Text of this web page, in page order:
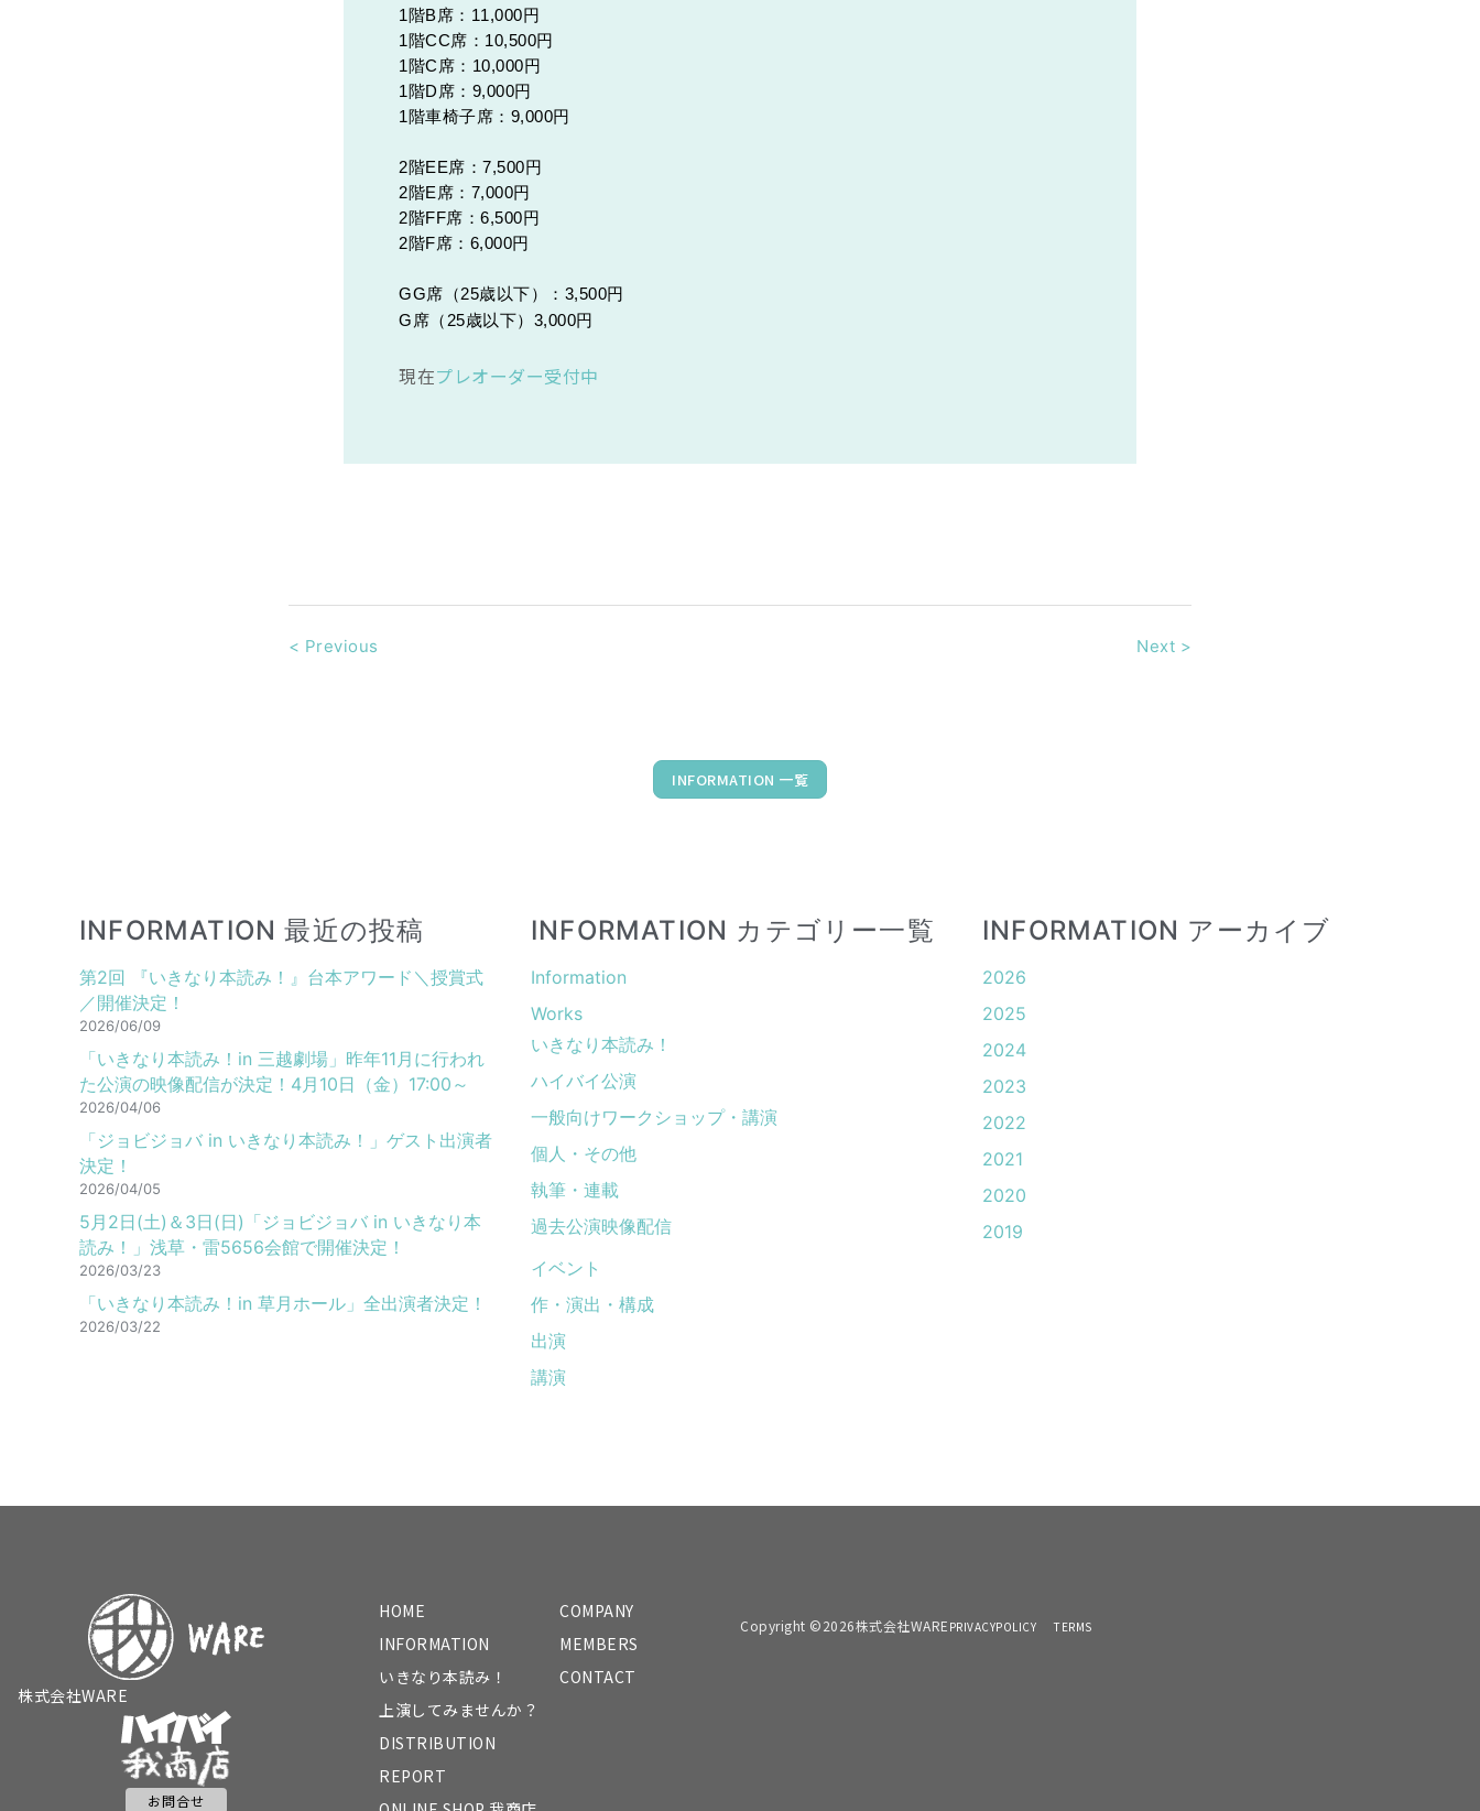
1階B席：11,000円
1階CC席：10,500円
1階C席：10,000円
1階D席：9,000円
1階車椅子席：9,000円
2階EE席：7,500円
2階E席：7,000円
2階FF席：6,500円
2階F席：6,000円
GG席（25歳以下）：3,500円
G席（25歳以下）3,000円
現在プレオーダー受付中
< Previous Next >
INFORMATION 一覧
INFORMATION 最近の投稿
第2回 『いきなり本読み！』台本アワード＼授賞式
／開催決定！
2026/06/09
「いきなり本読み！in 三越劇場」昨年11月に行われ
た公演の映像配信が決定！4月10日（金）17:00～
2026/04/06
「ジョビジョバ in いきなり本読み！」ゲスト出演者
決定！
2026/04/05
5月2日(土)＆3日(日)「ジョビジョバ in いきなり本
読み！」浅草・雷5656会館で開催決定！
2026/03/23
「いきなり本読み！in 草月ホール」全出演者決定！
2026/03/22
INFORMATION カテゴリー一覧
Information
Works
いきなり本読み！
ハイバイ公演
一般向けワークショップ・講演
個人・その他
執筆・連載
過去公演映像配信
イベント
作・演出・構成
出演
講演
INFORMATION アーカイブ
2026
2025
2024
2023
2022
2021
2020
2019
株式会社WARE
お問合せ
HOME
INFORMATION
いきなり本読み！
上演してみませんか？
DISTRIBUTION
REPORT
COMPANY
MEMBERS
CONTACT
Copyright ©2026株式会社WARE PRIVACYPOLICY TERMS